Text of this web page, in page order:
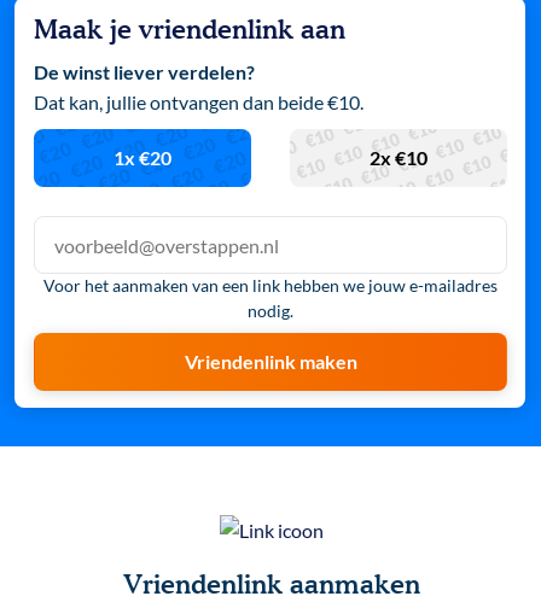
Maak je vriendenlink aan
De winst liever verdelen?
Dat kan, jullie ontvangen dan beide €10.
1x €20 2x €10
Voor het aanmaken van een link hebben we jouw e-mailadres
nodig.
Vriendenlink maken
Vriendenlink aanmaken